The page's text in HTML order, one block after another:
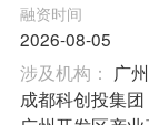
融资时间
2026-08-05
涉及机构： 广
成都科创投集团